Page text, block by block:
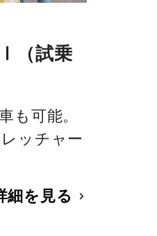
（試乗
も可能。
ッチャー
細を見る